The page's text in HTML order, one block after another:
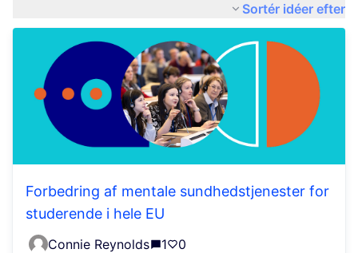
Sortér idéer efter
Forbedring af mentale sundhedstjenester for
studerende i hele EU
Connie Reynolds 1 0